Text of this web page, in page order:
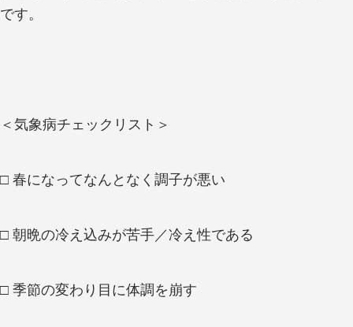
です。
＜気象病チェックリスト＞
□ 春になってなんとなく調子が悪い
□ 朝晩の冷え込みが苦手／冷え性である
□ 季節の変わり目に体調を崩す